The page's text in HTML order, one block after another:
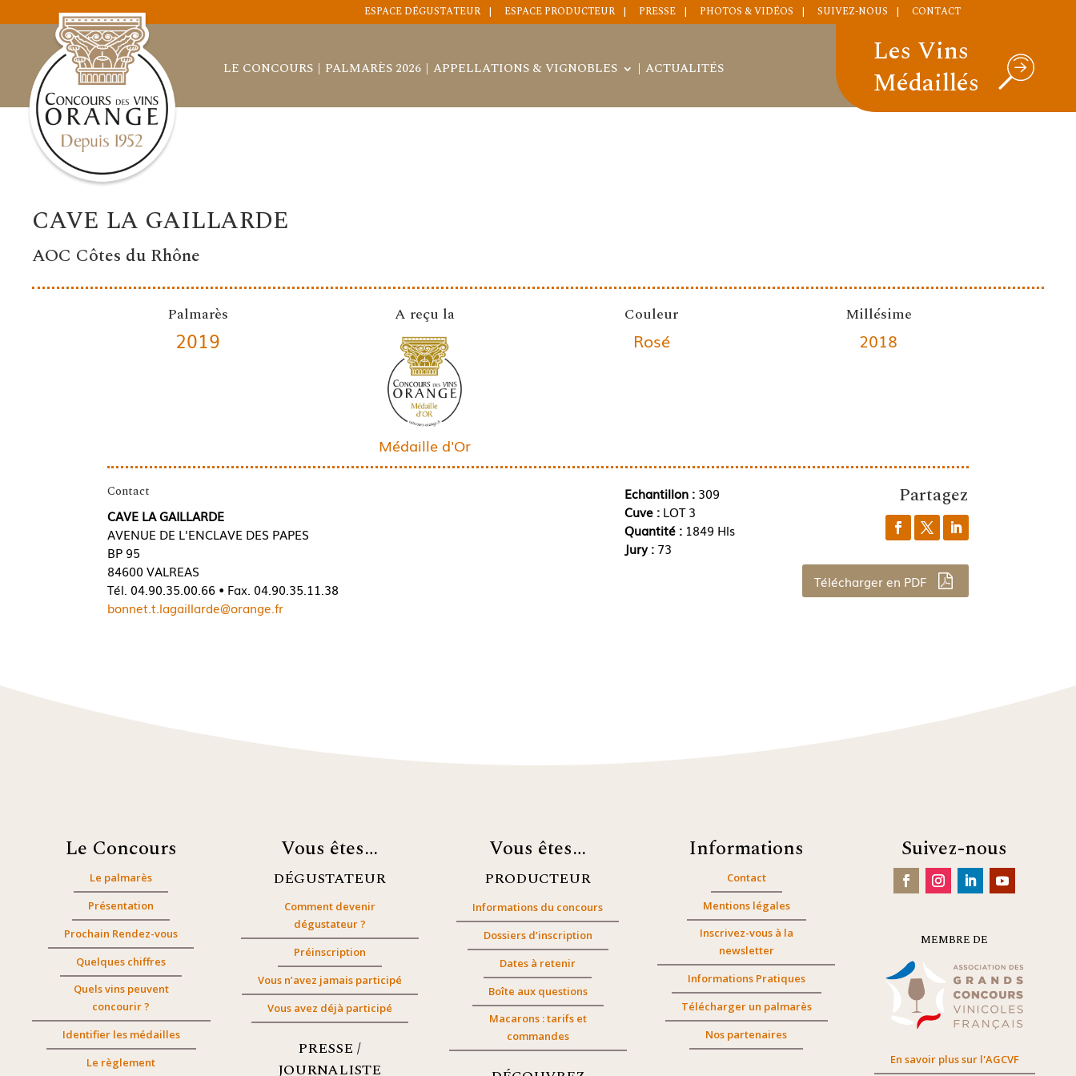
ESPACE DÉGUSTATEUR ESPACE PRODUCTEUR PRESSE PHOTOS & VIDÉOS SUIVEZ-NOUS CONTACT
LE CONCOURS PALMARÈS 2026 APPELLATIONS & VIGNOBLES ACTUALITÉS
Les Vins
Médaillés
CAVE LA GAILLARDE
AOC Côtes du Rhône
Palmarès
2019
A reçu la
Médaille d'Or
Couleur
Rosé
Millésime
2018
Contact
CAVE LA GAILLARDE
AVENUE DE L'ENCLAVE DES PAPES
BP 95
84600 VALREAS
Tél. 04.90.35.00.66 • Fax. 04.90.35.11.38
bonnet.t.lagaillarde@orange.fr
Echantillon :309
Cuve : LOT 3
Quantité : 1849 Hls
Jury : 73
Partagez
Télécharger en PDF
Le Concours
Le palmarès
Présentation
Prochain Rendez-vous
Quelques chiffres
Quels vins peuvent
concourir ?
Identifier les médailles
Le règlement
Vous êtes…
DÉGUSTATEUR
Comment devenir
dégustateur ?
Préinscription
Vous n’avez jamais participé
Vous avez déjà participé
PRESSE /
JOURNALISTE
Vous êtes…
PRODUCTEUR
Informations du concours
Dossiers d’inscription
Dates à retenir
Boîte aux questions
Macarons : tarifs et
commandes
Informations
Contact
Mentions légales
Inscrivez-vous à la
newsletter
Informations Pratiques
Télécharger un palmarès
Nos partenaires
Suivez-nous
MEMBRE DE
En savoir plus sur l'AGCVF